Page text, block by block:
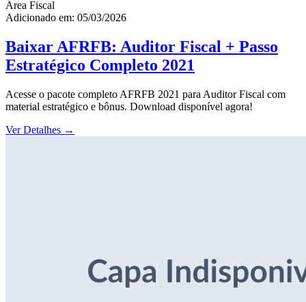
Área Fiscal
Adicionado em: 05/03/2026
Baixar AFRFB: Auditor Fiscal + Passo
Estratégico Completo 2021
Acesse o pacote completo AFRFB 2021 para Auditor Fiscal com
material estratégico e bônus. Download disponível agora!
Ver Detalhes →